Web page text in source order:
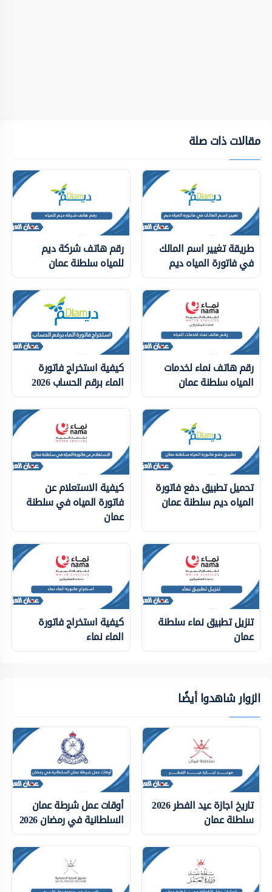
مقالات ذات صلة
طريقة تغيير اسم المالك
في فاتورة المياه ديم
رقم هاتف شركة ديم
للمياه سلطنة عمان
رقم هاتف نماء لخدمات
المياه سلطنة عمان
كيفية استخراج فاتورة
الماء برقم الحساب 2026
تحميل تطبيق دفع فاتورة
المياه ديم سلطنة عمان
كيفية الاستعلام عن
فاتورة المياه في سلطنة
عمان
تنزيل تطبيق نماء سلطنة
عمان
كيفية استخراج فاتورة
الماء نماء
الزوار شاهدوا أيضًا
تاريخ اجازة عيد الفطر 2026
سلطنة عمان
أوقات عمل شرطة عمان
السلطانية في رمضان 2026